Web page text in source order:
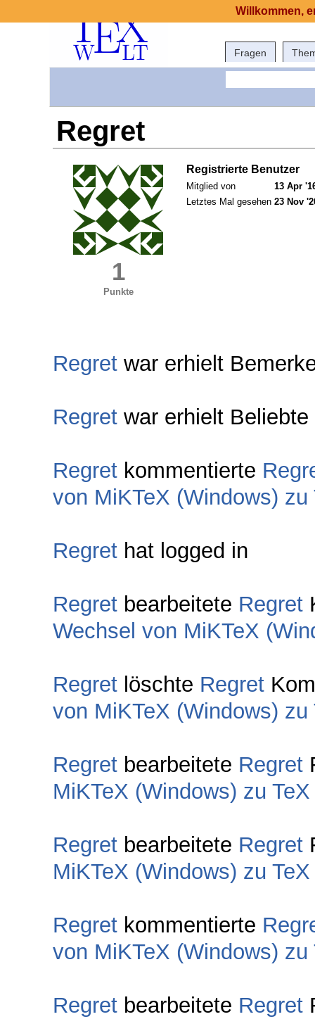
Fragen
Regret
1
Punkte
Registrierte Benutzer
Mitglied von
13 Apr
Letztes Mal gesehen 23 Nov
Regret war erhielt
Regret war erhielt
Regret kommentierte
von MiKTeX (Windows)
Regret hat logged in
Regret bearbeitete Regret
Wechsel von MiKTeX
Regret löschte Regret
von MiKTeX (Windows)
Regret bearbeitete Regret
MiKTeX (Windows) zu
Regret bearbeitete Regret
MiKTeX (Windows) zu
Regret kommentierte
von MiKTeX (Windows)
Regret bearbeitete Regret
Willkommen,